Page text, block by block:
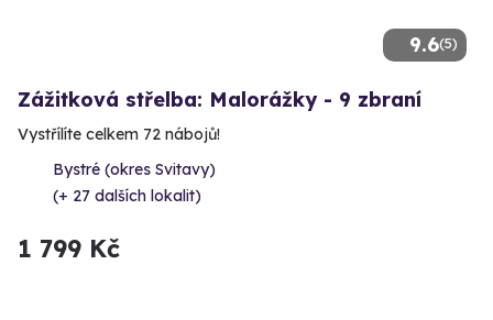
9.6(5)
Zážitková střelba: Malorážky - 9 zbraní
Vystřílíte celkem 72 nábojů!
Bystré (okres Svitavy)
(+ 27 dalších lokalit)
1 799 Kč